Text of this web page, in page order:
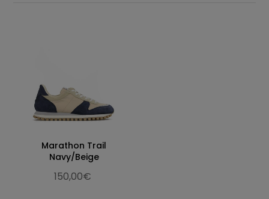
Marathon Trail
Navy/Beige
150,00€